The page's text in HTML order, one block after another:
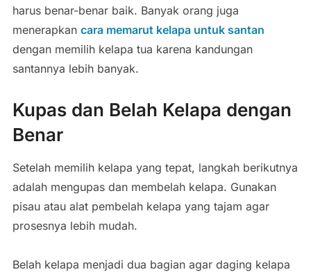
harus benar-benar baik. Banyak orang juga
menerapkan cara memarut kelapa untuk santan
dengan memilih kelapa tua karena kandungan
santannya lebih banyak.
Kupas dan Belah Kelapa dengan
Benar
Setelah memilih kelapa yang tepat, langkah berikutnya
adalah mengupas dan membelah kelapa. Gunakan
pisau atau alat pembelah kelapa yang tajam agar
prosesnya lebih mudah.
Belah kelapa menjadi dua bagian agar daging kelapa